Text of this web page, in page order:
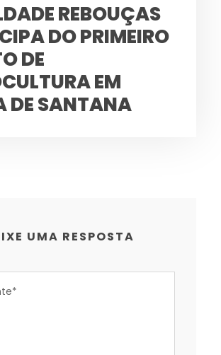
REBOUÇAS
DO PRIMEIRO
DE
EM
DE SANTANA
UMA RESPOSTA